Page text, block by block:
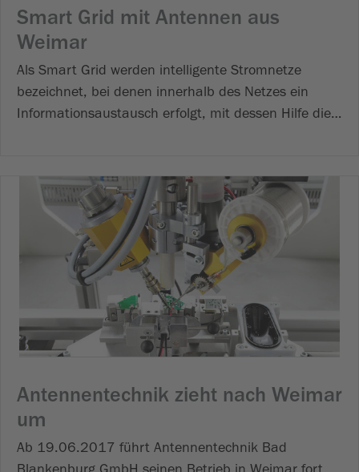
Smart Grid mit Antennen aus
Weimar
Als Smart Grid werden intelligente Stromnetze
bezeichnet, bei denen innerhalb des Netzes ein
Informationsaustausch erfolgt, mit dessen Hilfe die…
Antennentechnik zieht nach Weimar
um
Ab 19.06.2017 führt Antennentechnik Bad